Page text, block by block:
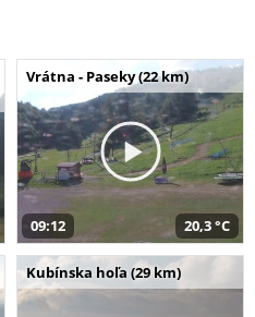
Vrátna - Paseky (22 km)
09:12 20,3 °C
Kubínska hoľa (29 km)